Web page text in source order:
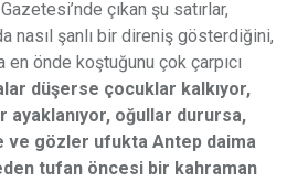
çıkan şu satırlar,
nasıl şanlı bir direniş gösterdiğini,
en önde koştuğunu çok çarpıcı
düşerse çocuklar kalkıyor,
ayaklanıyor, oğullar durursa,
ve gözler ufukta Antep daima
tufan öncesi bir kahraman